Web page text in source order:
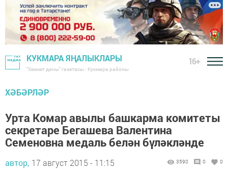
КУКМАРА ЯҢАЛЫКЛАРЫ
"Хезмәт даны" газетасы - Кукмара районы
16+
ХӘБӘРЛӘР
Урта Комар авылы башкарма комитеты
секретаре Бегашева Валентина
Семеновна медаль белән бүләкләнде
автор, 17 август 2015 - 11:15 3590 0 0